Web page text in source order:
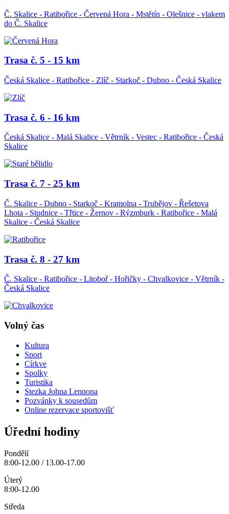
Č. Skalice - Ratibořice - Červená Hora - Mstětín - Olešnice - vlakem
do Č. Skalice
Trasa č. 5 - 15 km
Česká Skalice - Ratibořice - Zlíč - Starkoč - Dubno - Česká Skalice
Trasa č. 6 - 16 km
Česká Skalice - Malá Skalice - Větrník - Vestec - Ratibořice - Česká
Skalice
Trasa č. 7 - 25 km
Č. Skalice - Dubno - Starkoč - Kramolna - Trubějov - Řešetova
Lhota - Studnice - Třtice - Žernov - Rýzmburk - Ratibořice - Malá
Skalice - Česká Skalice
Trasa č. 8 - 27 km
Č. Skalice - Ratibořice - Litoboř - Hořičky - Chvalkovice - Větrník -
Česká Skalice
Volný čas
Kultura
Sport
Církve
Spolky
Turistika
Stezka Johna Lennona
Pozvánky k sousedům
Online rezervace sportovišť
Úřední hodiny
Pondělí
8:00-12.00 / 13.00-17.00
Úterý
8:00-12.00
Středa